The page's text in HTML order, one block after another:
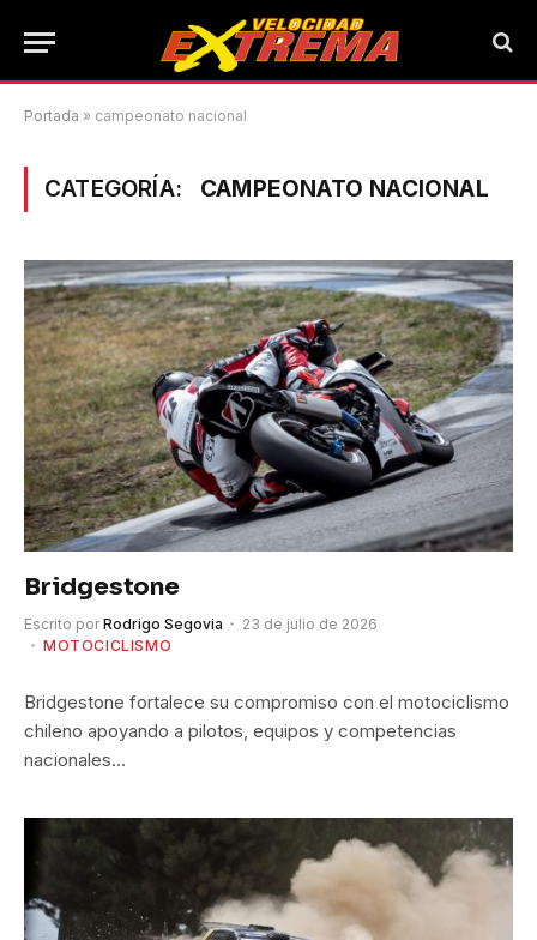
Portada » campeonato nacional
CATEGORÍA: CAMPEONATO NACIONAL
Bridgestone
Escrito por Rodrigo Segovia
23 de julio de 2026
MOTOCICLISMO
Bridgestone fortalece su compromiso con el motociclismo
chileno apoyando a pilotos, equipos y competencias
nacionales…